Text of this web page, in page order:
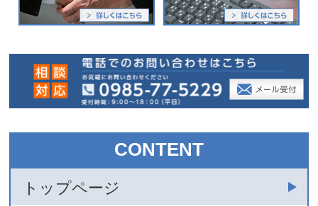
CONTENT
トップページ